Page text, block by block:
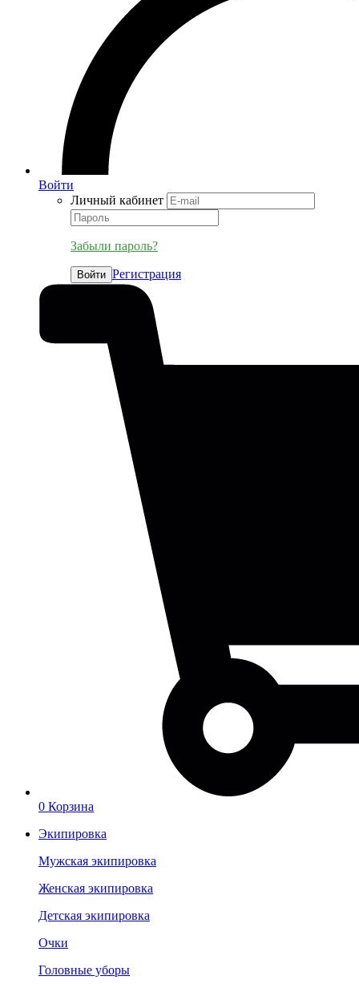
Войти
Личный кабинет
Забыли пароль?
Войти Регистрация
0 Корзина
Экипировка
Мужская экипировка
Женская экипировка
Детская экипировка
Очки
Головные уборы